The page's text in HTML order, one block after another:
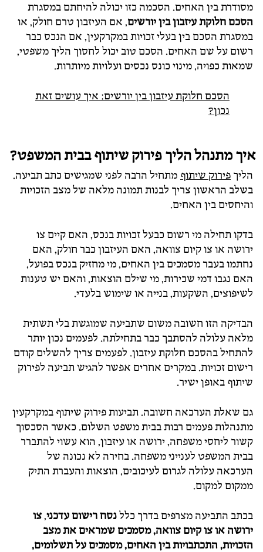
מסודרת בין האחים. הסכמה כזו יכולה להיחתם במסגרת
הסכם חלוקת עיזבון בין יורשים, אם העיזבון טרם חולק, או
במסגרת הסכם בין בעלי זכויות במקרקעין, אם הנכס כבר
רשום על שם האחים. הסכם טוב יכול לחסוך הליך משפטי,
שמאות כפויה, מינוי כונס נכסים ועלויות מיותרות.
הסכם חלוקת עיזבון בין יורשים: איך עושים זאת
נכון?
איך מתנהל הליך פירוק שיתוף בבית המשפט?
הליך פירוק שיתוף מתחיל הרבה לפני שמגישים כתב תביעה.
בשלב הראשון צריך לבנות תמונה מלאה של מצב הזכויות
והיחסים בין האחים.
בדקו תחילה מי רשום כבעל זכויות בנכס, האם קיים צו
ירושה או צו קיום צוואה, האם העיזבון כבר חולק, האם
נחתמו בעבר מסמכים בין האחים, מי מחזיק בנכס בפועל,
האם נגבו דמי שכירות, מי שילם הוצאות, והאם יש טענות
לשיפוצים, השקעות, בנייה או שימוש בלעדי.
הבדיקה הזו חשובה משום שתביעה שמוגשת בלי תשתית
מלאה עלולה להסתבך כבר בתחילתה. לפעמים נכון יותר
להתחיל בהסכם חלוקת עיזבון. לפעמים צריך להשלים קודם
רישום זכויות. במקרים אחרים אפשר להגיש תביעה לפירוק
שיתוף באופן ישיר.
גם שאלת הערכאה חשובה. תביעות פירוק שיתוף במקרקעין
מתנהלות פעמים רבות בבית משפט השלום. כאשר הסכסוך
קשור ליחסי משפחה, ירושה או עיזבון, הוא עשוי להתברר
בבית המשפט לענייני משפחה. בחירה לא נכונה של
הערכאה עלולה לגרום לעיכובים, הוצאות והעברת התיק
ממקום למקום.
בכתב התביעה מצרפים בדרך כללנסח רישום עדכני,צו
ירושה או צו קיום צוואה, מסמכים שמראים את מצב
הזכויות, התכתבויות בין האחים, מסמכים על תשלומים,